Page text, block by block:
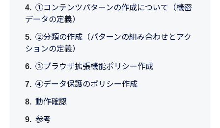
①コンテンツパターンの作成について（機密
データの定義）
②分類の作成（パターンの組み合わせとアク
ションの定義）
③ブラウザ拡張機能ポリシー作成
④データ保護のポリシー作成
動作確認
参考